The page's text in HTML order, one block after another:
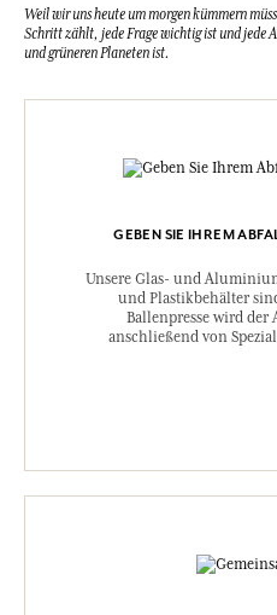
Weil wir uns heute um morgen kümmern
Schritt zählt, jede Frage wichtig ist und jede
und grüneren Planeten ist.
GEBEN SIE IHREM
Unsere Glas- und
und Plastikbehälter
Ballenpresse wird
anschließend von